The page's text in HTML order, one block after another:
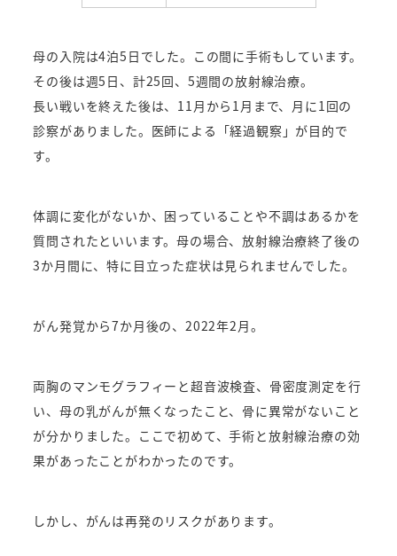
母の入院は4泊5日でした。この間に手術もしています。
その後は週5日、計25回、5週間の放射線治療。
長い戦いを終えた後は、11月から1月まで、月に1回の
診察がありました。 医師による「経過観察」が目的で
す。
体調に変化がないか、困っていることや不調はあるかを
質問されたといいます。母の場合、放射線治療終了後の
3か月間に、特に目立った症状は見られませんでした。
がん発覚から7か月後の、2022年2月。
両胸のマンモグラフィーと超音波検査、骨密度測定を行
い、母の乳がんが無くなったこと、骨に異常がないこと
が分かりました。 ここで初めて、手術と放射線治療の効
果があったことがわかったのです。
しかし、がんは再発のリスクがあります。